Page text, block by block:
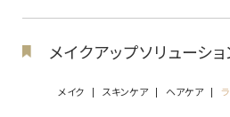
メイクアップソリューシ
メイク スキンケア ヘアケア